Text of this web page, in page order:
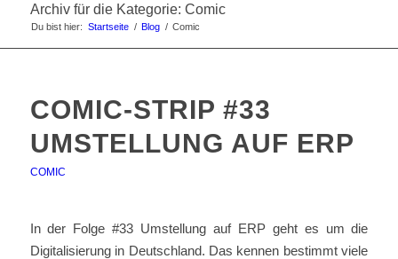
Archiv für die Kategorie: Comic
Du bist hier: Startseite / Blog / Comic
COMIC-STRIP #33
UMSTELLUNG AUF ERP
COMIC
In der Folge #33 Umstellung auf ERP geht es um die
Digitalisierung in Deutschland. Das kennen bestimmt viele